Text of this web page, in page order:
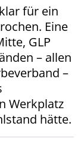
für ein
Eine
GLP
– allen
–
Werkplatz
hätte.